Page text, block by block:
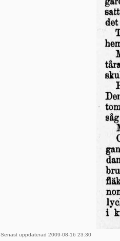
Senast uppdaterad 2009-08-16 23:30